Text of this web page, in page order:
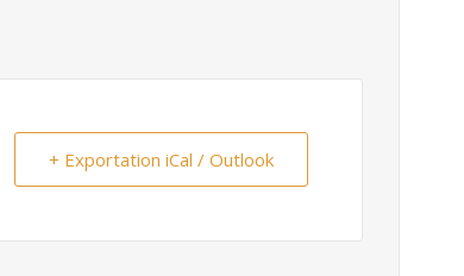
+ Exportation iCal / Outlook